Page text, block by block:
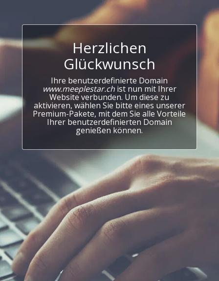
Herzlichen
Glückwunsch
Ihre benutzerdefinierte Domain
www.meeplestar.chist nun mit Ihrer
Website verbunden. Um diese zu
aktivieren, wählen Sie bitte eines unserer
Premium-Pakete, mit dem Sie alle Vorteile
Ihrer benutzerdefinierten Domain
genießen können.